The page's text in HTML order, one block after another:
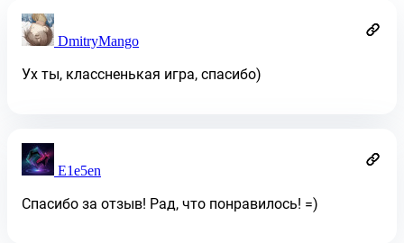
DmitryMango
Ух ты, классненькая игра, спасибо)
E1e5en
Спасибо за отзыв! Рад, что понравилось! =)